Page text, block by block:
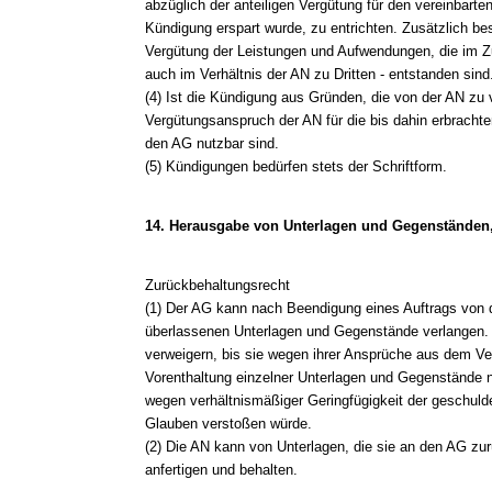
abzüglich der anteiligen Vergütung für den
Kündigung erspart wurde, zu entrichten. Zusätzlich
Vergütung der Leistungen und Aufwendungen, die im
auch im Verhältnis der AN zu Dritten - entstanden
(4) Ist die Kündigung aus Gründen, die von der AN
Vergütungsanspruch der AN für die bis dahin
den AG nutzbar sind.
(5) Kündigungen bedürfen stets der Schriftform.
14. Herausgabe von Unterlagen und
Zurückbehaltungsrecht
(1) Der AG kann nach Beendigung eines Auftrags von
überlassenen Unterlagen und Gegenstände
verweigern, bis sie wegen ihrer Ansprüche aus dem
Vorenthaltung einzelner Unterlagen und Gegenstände
wegen verhältnismäßiger Geringfügigkeit der
Glauben verstoßen würde.
(2) Die AN kann von Unterlagen, die sie an den AG
anfertigen und behalten.